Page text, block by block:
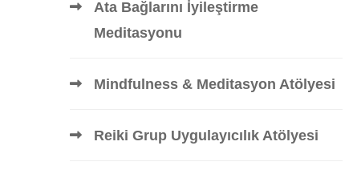
Ata Bağlarını İyileştirme
Meditasyonu
Mindfulness & Meditasyon Atölyesi
Reiki Grup Uygulayıcılık Atölyesi